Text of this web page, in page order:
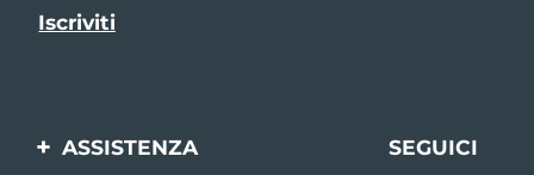
ASSISTENZA SEGUICI